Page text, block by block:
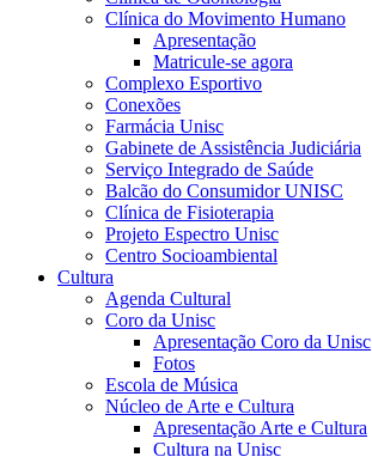
Clínica do Movimento Humano
Apresentação
Matricule-se agora
Complexo Esportivo
Conexões
Farmácia Unisc
Gabinete de Assistência Judiciária
Serviço Integrado de Saúde
Balcão do Consumidor UNISC
Clínica de Fisioterapia
Projeto Espectro Unisc
Centro Socioambiental
Cultura
Agenda Cultural
Coro da Unisc
Apresentação Coro da Unisc
Fotos
Escola de Música
Núcleo de Arte e Cultura
Apresentação Arte e Cultura
Cultura na Unisc